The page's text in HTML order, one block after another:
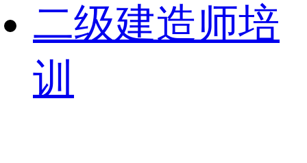
二级建造师培
训